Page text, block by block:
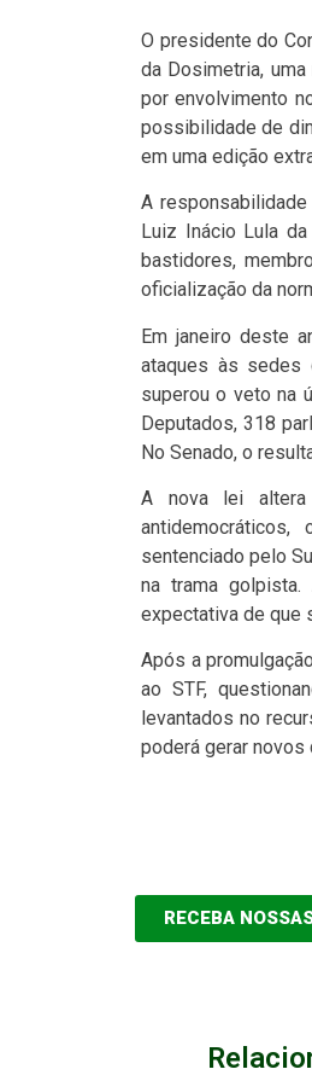
O presidente do
da Dosimetria,
por envolvimento
possibilidade de
em uma edição
A
Luiz Inácio Lula
bastidores,
oficialização da
Em janeiro deste
ataques às sedes
superou o veto na
Deputados, 318
No Senado, o
A nova lei
sentenciado pelo
na trama
expectativa de que
Após a
ao STF,
levantados no
poderá gerar
RECEBA